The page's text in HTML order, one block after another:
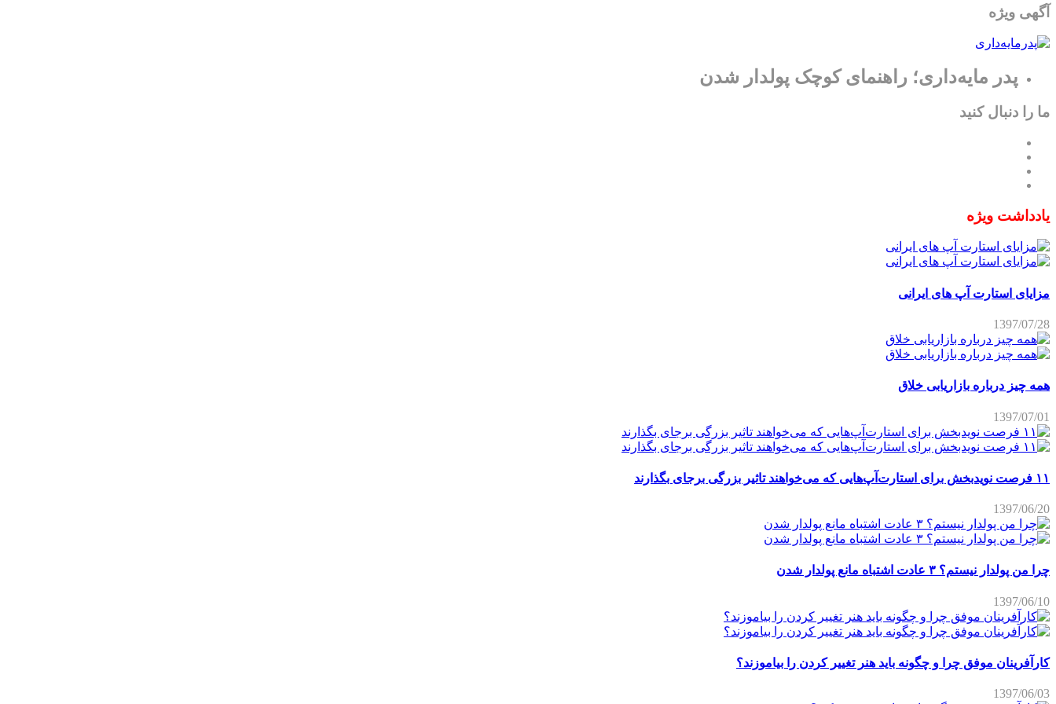
آگهی ویژه
پدر مایه‌داری؛ راهنمای کوچک پولدار شدن
ما را دنبال کنید
یادداشت ویژه
مزایای استارت آپ های ایرانی
1397/07/28
همه چیز درباره بازاریابی خلاق
1397/07/01
۱۱ فرصت نویدبخش برای استارت‌آپ‌هایی که می‌خواهند تاثیر بزرگی برجای بگذارند
1397/06/20
چرا من پولدار نیستم؟ ۳ عادت اشتباه مانع پولدار شدن
1397/06/10
کارآفرینان موفق چرا و چگونه باید هنر تغییر کردن را بیاموزند؟
1397/06/03